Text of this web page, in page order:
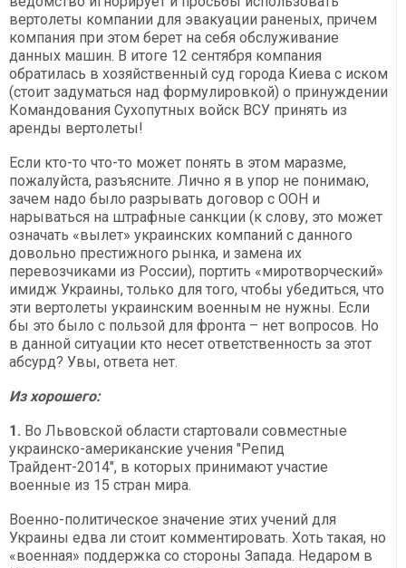
вертолеты компании для эвакуации раненых, причем
компания при этом берет на себя обслуживание
данных машин. В итоге 12 сентября компания
обратилась в хозяйственный суд города Киева с иском
(стоит задуматься над формулировкой) о принуждении
Командования Сухопутных войск ВСУ принять из
аренды вертолеты!
Если кто-то что-то может понять в этом маразме,
пожалуйста, разъясните. Лично я в упор не понимаю,
зачем надо было разрывать договор с ООН и
нарываться на штрафные санкции (к слову, это может
означать «вылет» украинских компаний с данного
довольно престижного рынка, и замена их
перевозчиками из России), портить «миротворческий»
имидж Украины, только для того, чтобы убедиться, что
эти вертолеты украинским военным не нужны. Если
бы это было с пользой для фронта – нет вопросов. Но
в данной ситуации кто несет ответственность за этот
абсурд? Увы, ответа нет.
Из хорошего:
1. Во Львовской области стартовали совместные
украинско-американские учения "Репид
Трайдент-2014", в которых принимают участие
военные из 15 стран мира.
Военно-политическое значение этих учений для
Украины едва ли стоит комментировать. Хоть такая, но
«военная» поддержка со стороны Запада. Недаром в